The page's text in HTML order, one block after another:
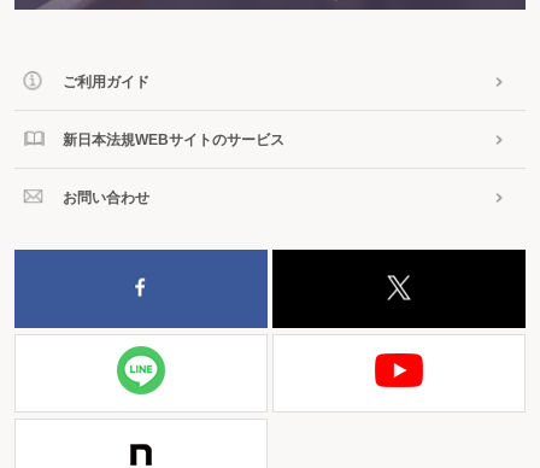
ご利用ガイド
新日本法規WEBサイトのサービス
お問い合わせ